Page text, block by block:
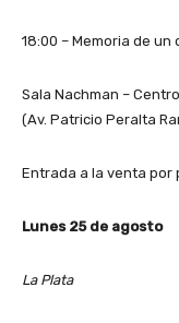
18:00 – Memoria de un
Sala Nachman –
(Av. Patricio Peralta
Entrada a la venta
Lunes 25 de agosto
La Plata